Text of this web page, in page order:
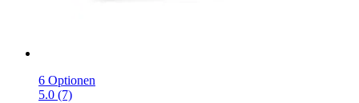
6 Optionen
5.0 (7)